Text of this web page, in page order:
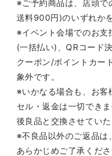
※ご予約商品は、店頭で
送料900円)のいずれか
※イベント会場でのお支
(一括払い) QR コード
クーポン/ポイントカー
象外です。
※いかなる場合も、お客
セル・返金は一切でき
後良品と交換させていた
※不良品以外のご返品は
あらかじめご了承くださ